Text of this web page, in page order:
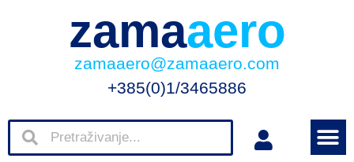
zamaaero
zamaaero@zamaaero.com
+385(0)1/3465886